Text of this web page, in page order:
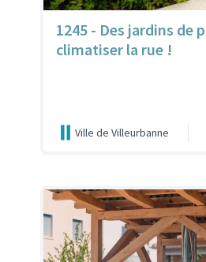
1245 - Des jardins de
climatiser la rue !
Ville de Villeurbanne